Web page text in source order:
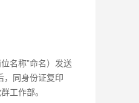
名称”命名）发送
，同身份证复印
工作部。